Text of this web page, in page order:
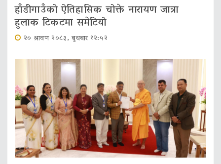
हाँडीगाउँको ऐतिहासिक चोक्ते नारायण जात्रा
हुलाक टिकटमा समेटियो
२० श्रावण २०८३, बुधबार १२:५२